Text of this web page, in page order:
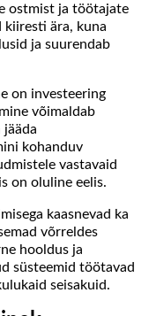
ostmist ja töötajate
kiiresti ära, kuna
ja suurendab
on investeering
võimaldab
kohanduv
vastavaid
on oluline eelis.
kaasnevad ka
võrreldes
hooldus ja
süsteemid töötavad
seisakuid.